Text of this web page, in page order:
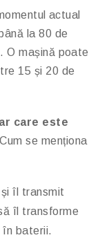
actual
la 80 de
O mașină poate
15 și 20 de
care este
Cum se menționa
îl transmit
îl transforme
în baterii.